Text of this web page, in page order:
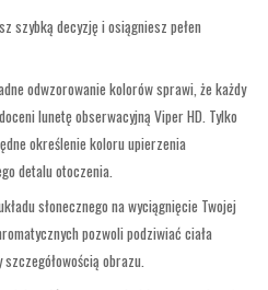
szybką decyzję i osiągniesz pełen
odwzorowanie kolorów sprawi, że każdy
lunetę obserwacyjną Viper HD. Tylko
określenie koloru upierzenia
detalu otoczenia.
słonecznego na wyciągnięcie Twojej
pozwoli podziwiać ciała
obrazu.